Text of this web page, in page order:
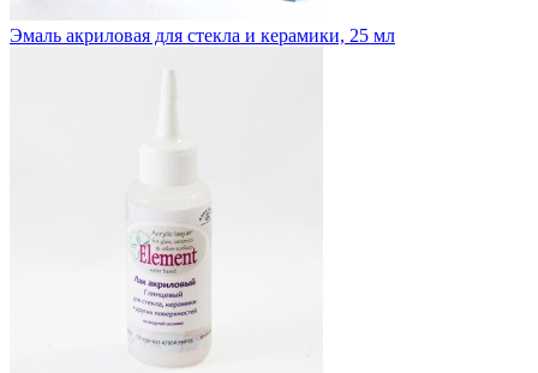
Эмаль акриловая для стекла и керамики, 25 мл